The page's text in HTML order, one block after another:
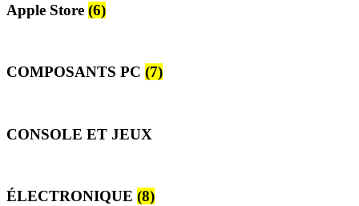
Apple Store (6)
COMPOSANTS PC (7)
CONSOLE ET JEUX
ÉLECTRONIQUE (8)